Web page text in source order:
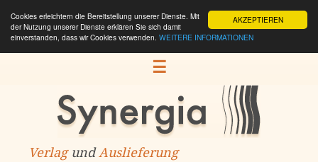
AKZEPTIEREN
Cookies erleichtern die Bereitstellung unserer Dienste. Mit
der Nutzung unserer Dienste erklären Sie sich damit
einverstanden, dass wir Cookies verwenden. WEITERE INFORMATIONEN
☰
VerlagundAuslieferung